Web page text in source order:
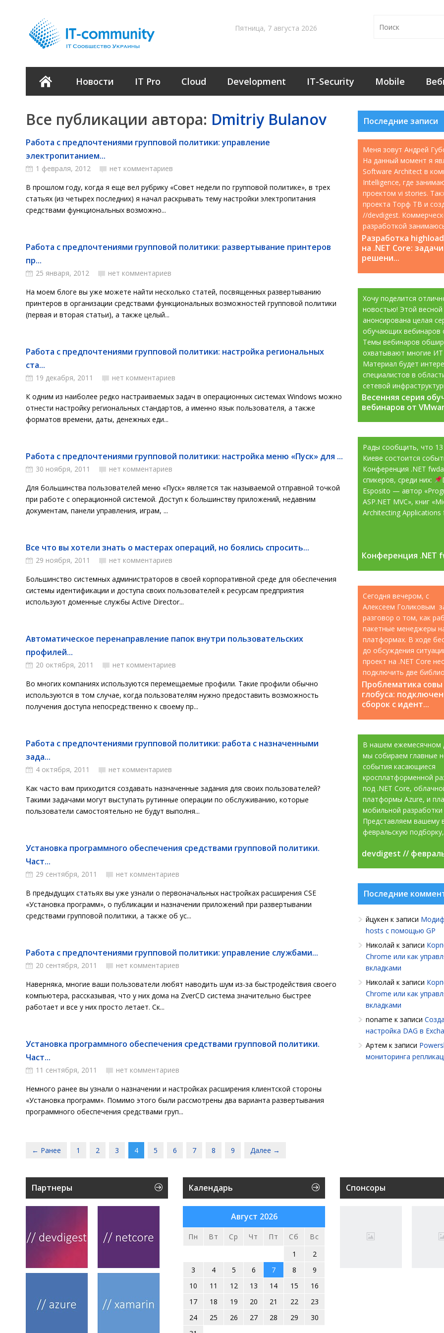
Пятница, 7 августа 2026
Новости IT Pro Cloud Development IT-Security Mobile
Все публикации автора: Dmitriy Bulanov
Работа с предпочтениями групповой политики: управление
электропитанием...
1 февраля, 2012
нет комментариев
В прошлом году, когда я еще вел рубрику «Совет недели по групповой политике», в трех
статьях (из четырех последних) я начал раскрывать тему настройки электропитания
средствами функциональных возможно...
Работа с предпочтениями групповой политики: развертывание принтеров
пр...
25 января, 2012
нет комментариев
На моем блоге вы уже можете найти несколько статей, посвященных развертыванию
принтеров в организации средствами функциональных возможностей групповой политики
(первая и вторая статьи), а также целый...
Работа с предпочтениями групповой политики: настройка региональных
ста...
19 декабря, 2011
нет комментариев
К одним из наиболее редко настраиваемых задач в операционных системах Windows можно
отнести настройку региональных стандартов, а именно язык пользователя, а также
форматов времени, даты, денежных еди...
Работа с предпочтениями групповой политики: настройка меню «Пуск» для ...
30 ноября, 2011
нет комментариев
Для большинства пользователей меню «Пуск» является так называемой отправной точкой
при работе с операционной системой. Доступ к большинству приложений, недавним
документам, панели управления, играм, ...
Все что вы хотели знать о мастерах операций, но боялись спросить...
29 ноября, 2011
нет комментариев
Большинство системных администраторов в своей корпоративной среде для обеспечения
системы идентификации и доступа своих пользователей к ресурсам предприятия
используют доменные службы Active Director...
Автоматическое перенаправление папок внутри пользовательских
профилей...
20 октября, 2011
нет комментариев
Во многих компаниях используются перемещаемые профили. Такие профили обычно
используются в том случае, когда пользователям нужно предоставить возможность
получения доступа непосредственно к своему пр...
Работа с предпочтениями групповой политики: работа с назначенными
зада...
4 октября, 2011
нет комментариев
Как часто вам приходится создавать назначенные задания для своих пользователей?
Такими задачами могут выступать рутинные операции по обслуживанию, которые
пользователи самостоятельно не будут выполня...
Установка программного обеспечения средствами групповой политики.
Част...
29 сентября, 2011
нет комментариев
В предыдущих статьях вы уже узнали о первоначальных настройках расширения CSE
«Установка программ», о публикации и назначении приложений при развертывании
средствами групповой политики, а также об ус...
Работа с предпочтениями групповой политики: управление службами...
20 сентября, 2011
нет комментариев
Наверняка, многие ваши пользователи любят наводить шум из-за быстродействия своего
компьютера, рассказывая, что у них дома на ZverCD система значительно быстрее
работает и все у них просто летает. Ск...
Установка программного обеспечения средствами групповой политики.
Част...
11 сентября, 2011
нет комментариев
Немного ранее вы узнали о назначении и настройках расширения клиентской стороны
«Установка программ». Помимо этого были рассмотрены два варианта развертывания
программного обеспечения средствами груп...
← Ранее 1 2 3 4 5 6 7 8 9 Далее →
Последние записи
Разработка
на .NET Core:
решени...
Меня зовут Андрей
На данный момент я
Software Architect в
Intelligence, где
проектом vi stories.
проекта Торф ТВ и
//devdigest.
разработкой
с 2008 года....
Весенняя серия
вебинаров от
Хочу поделится
новостью! Этой весной
анонсирована целая
обучающих вебинаров
Темы вебинаров
охватывают многие
Материал будет
специалистов в
сетевой
информационной...
Весенняя серия
вебинаров от
Конференция .NET
Рады сообщить, что 13
Киеве состоится
Конференция .NET
спикеров, среди них:
Esposito — автор
ASP.NET MVC», книг
Architecting Applications
Конференция .NET
Проблематика совы
глобуса:
сборок с идент...
Сегодня вечером, с
Алексеем Голиковым
разговор о том, как
пакетные менеджеры
платформах. В ходе
до обсуждения
проект на .NET Core
подключить две
которые содержат
devdigest //
В нашем ежемесячном
мы собираем главные
события касающиеся
кросплатформенной
под .NET Core,
платформы Azure, и
мобильной разработки
Представляем вашему
февральскую
devdigest //
Последние
йцукен к записи
hosts с помощью GP
Николай к записи
Chrome или как
вкладками
Николай к записи
Chrome или как
вкладками
noname к записи
настройка DAG в
Артем к записи
мониторинга
Партнеры Календарь
Август 2026
Пн Вт Ср Чт Пт Сб
Вс
1
2
3
4 5 6 7 8
9
10
11 12 13 14 15
16
17
18 19 20 21 22
23
24
25 26 27 28 29
30
Спонсоры